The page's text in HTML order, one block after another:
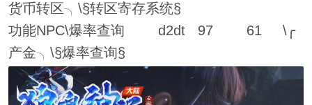
货币转区╮\§转区寄存系统§
功能NPC\爆率查询 d2dt 97 61 \╭
产金╮\§爆率查询§